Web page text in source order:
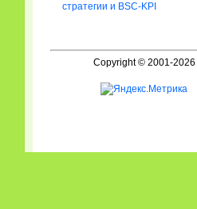
стратегии и BSC-KPI
Copyright © 2001-2026